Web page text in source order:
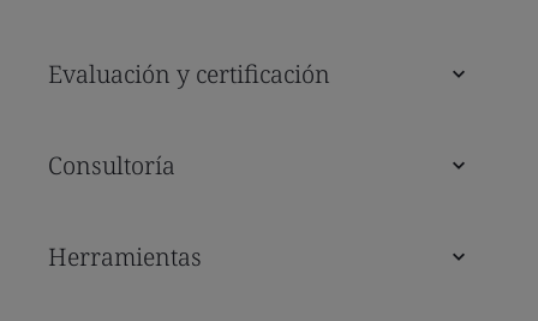
Evaluación y certificación
Consultoría
Herramientas